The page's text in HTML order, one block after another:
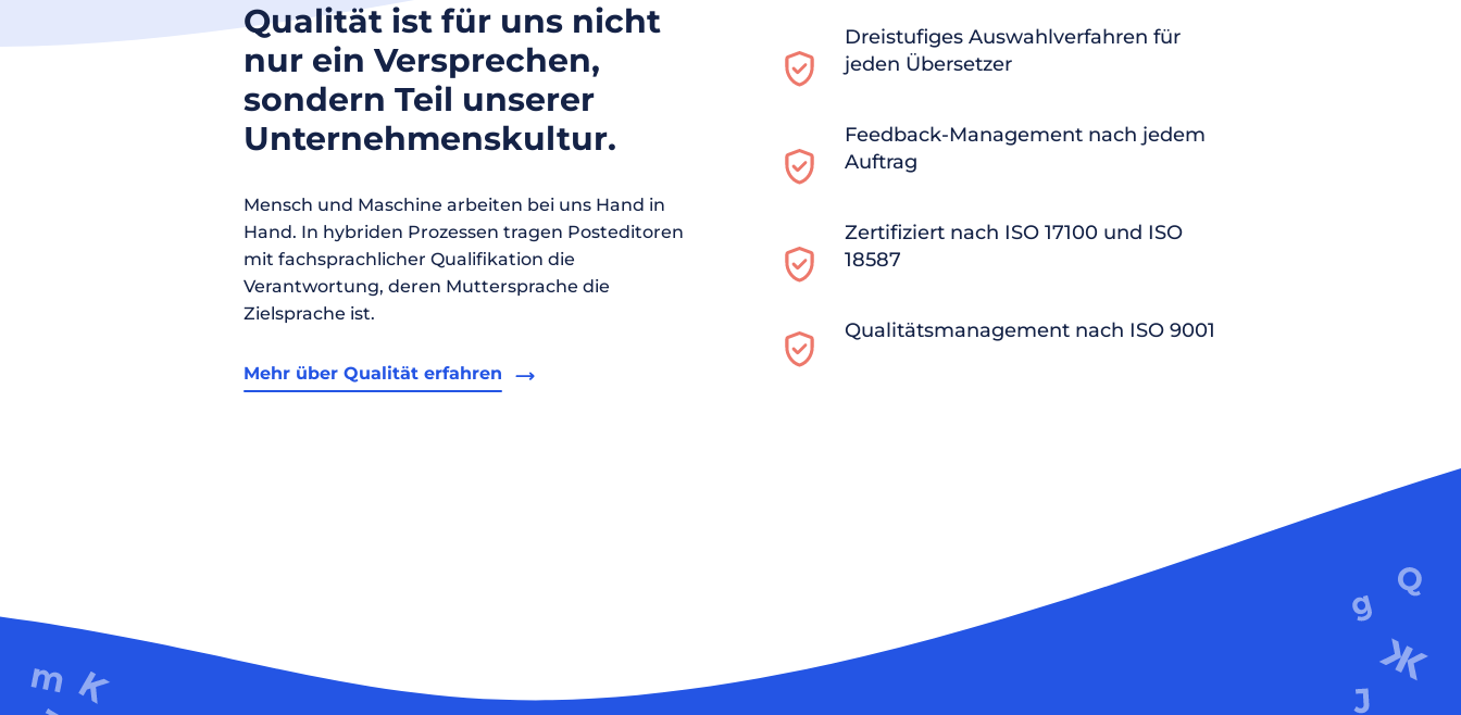
Qualität ist für uns nicht
nur ein Versprechen,
sondern Teil unserer
Unternehmenskultur.
Mensch und Maschine arbeiten bei uns Hand in
Hand. In hybriden Prozessen tragen Posteditoren
mit fachsprachlicher Qualifikation die
Verantwortung, deren Muttersprache die
Zielsprache ist.
Mehr über Qualität erfahren
Dreistufiges Auswahlverfahren für
jeden Übersetzer
Feedback-Management nach jedem
Auftrag
Zertifiziert nach ISO 17100 und ISO
18587
Qualitätsmanagement nach ISO 9001